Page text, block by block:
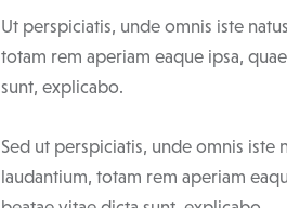
Ut perspiciatis, unde omnis iste
totam rem aperiam eaque ipsa,
sunt, explicabo.
Sed ut perspiciatis, unde omnis
laudantium, totam rem aperiam